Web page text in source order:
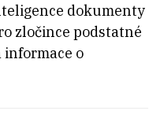
dokumenty
zločince podstatné
informace o